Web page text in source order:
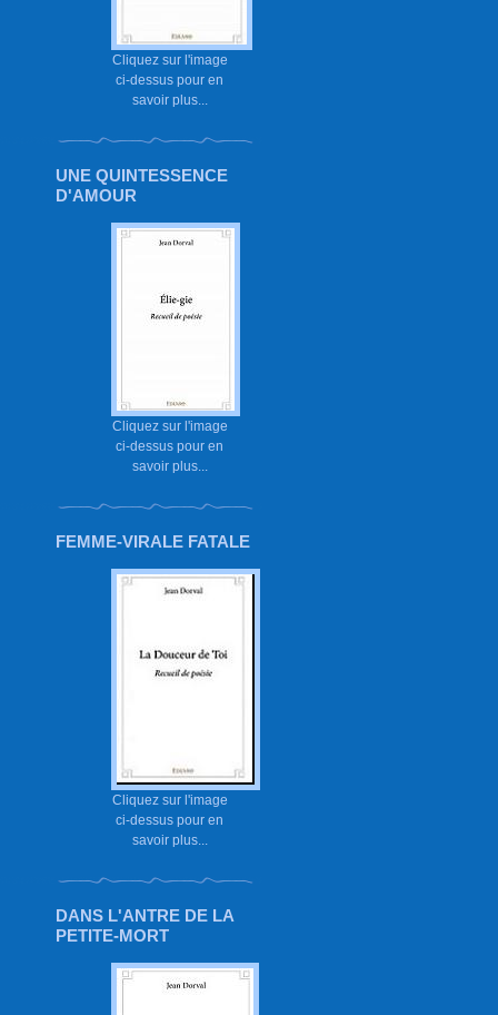
Cliquez sur l'image
ci-dessus pour en
savoir plus...
UNE QUINTESSENCE
D'AMOUR
Cliquez sur l'image
ci-dessus pour en
savoir plus...
FEMME-VIRALE FATALE
Cliquez sur l'image
ci-dessus pour en
savoir plus...
DANS L'ANTRE DE LA
PETITE-MORT